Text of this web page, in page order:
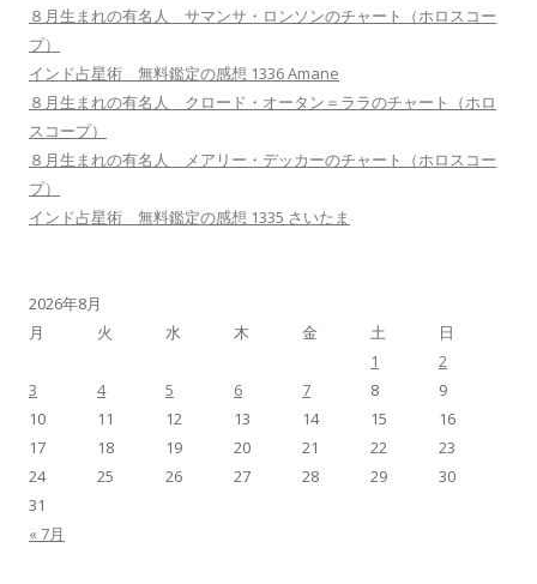
８月生まれの有名人 サマンサ・ロンソンのチャート（ホロスコー
プ）
インド占星術 無料鑑定の感想 1336 Amane
８月生まれの有名人 クロード・オータン＝ララのチャート（ホロ
スコープ）
８月生まれの有名人 メアリー・デッカーのチャート（ホロスコー
プ）
インド占星術 無料鑑定の感想 1335 さいたま
2026年8月
月
火 水 木 金 土 日
« 7月
1
2
3
4 5 6 7 8
9
10
11 12 13 14 15
16
17
18 19 20 21 22
23
24
25 26 27 28 29
30
31